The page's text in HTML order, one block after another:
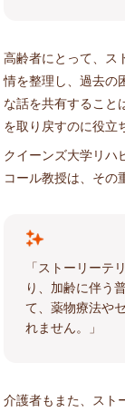
高齢者にとって、ス
情を整理し、過去の
な話を共有すること
を取り戻すのに役立
クイーンズ大学リハ
コール教授は、その
「ストーリーテ
り、加齢に伴う
て、薬物療法や
れません。」
介護者もまた、スト